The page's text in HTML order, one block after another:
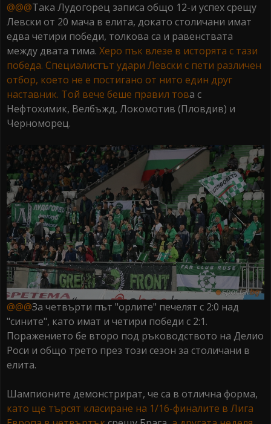
@@@Така Лудогорец записа общо 12-и успех срещу
Левски от 20 мача в елита, докато столичани имат
едва четири победи, толкова са и равенствата
между двата тима. Херо пък влезе в исторята с тази
победа. Специалистът удари Левски с пети различен
отбор, което не е постигано от нито един друг
наставник. Той вече беше правил това с
Нефтохимик, Велбъжд, Локомотив (Пловдив) и
Черноморец.
@@@За четвърти път "орлите" печелят с 2:0 над
"сините", като имат и четири победи с 2:1.
Поражението бе второ под ръководството на Делио
Роси и общо трето през този сезон за столичани в
елита.
Шампионите демонстрират, че са в отлична форма,
като ще търсят класиране на 1/16-финалите в Лига